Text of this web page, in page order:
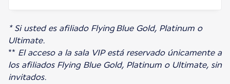
* Si usted es afiliado Flying Blue Gold, Platinum o
Ultimate.
** El acceso a la sala VIP está reservado únicamente a
los afiliados Flying Blue Gold, Platinum o Ultimate, sin
invitados.